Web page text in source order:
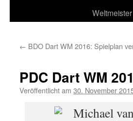
Weltmeister
← BDO Dart WM 2016: Spielplan
PDC Dart WM
Veröffentlicht am 30. November